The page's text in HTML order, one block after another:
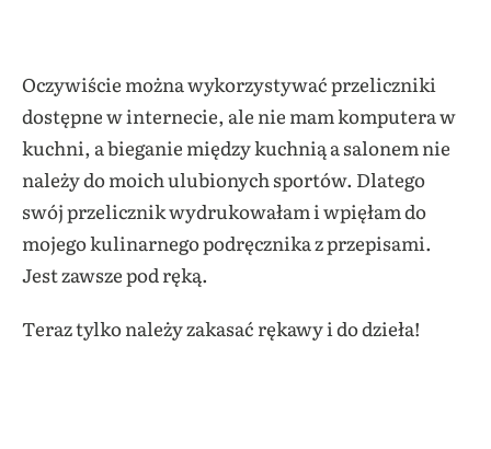
Oczywiście można wykorzystywać przeliczniki
dostępne w internecie, ale nie mam komputera w
kuchni, a bieganie między kuchnią a salonem nie
należy do moich ulubionych sportów. Dlatego
swój przelicznik wydrukowałam i wpięłam do
mojego kulinarnego podręcznika z przepisami.
Jest zawsze pod ręką.
Teraz tylko należy zakasać rękawy i do dzieła!